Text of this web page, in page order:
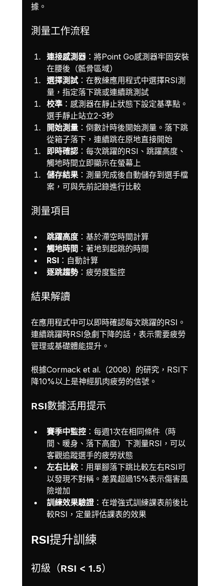
據。
測量工作流程
連接感測器：將Point Go感測器牢固安裝
在腰後（骶骨區域）
選擇測試：在教練應用程式中選擇RSI測
量，指定落下跳或連續跳測試
校準：感測器在靜止狀態下設定基準點。
選手靜止站立2-3秒
開始測量：倒數計時後開始測量。落下跳
從箱子落下，連續跳在原地直接開始
即時確認：每次跳躍的RSI、跳躍高度、
觸地時間立即顯示在螢幕上
儲存結果：測量完成後自動儲存到選手檔
案，可與先前記錄進行比較
測量項目
跳躍高度：基於滯空時間計算
觸地時間：著地到起跳的時間
RSI：自動計算
逐跳趨勢：疲勞度監控
結果解讀
在應用程式中可以即時確認每次跳躍的RSI。
連續跳躍時RSI急劇下降的話，表示需要疲勞
管理或基礎體能提升。
根據Cormack et al.（2008）的研究，RSI下
降10%以上是神經肌肉疲勞的信號。
RSI數據活用提示
賽季中監控：每週1次在相同條件（時
間、暖身、落下高度）下測量RSI，可以
客觀追蹤選手的疲勞狀態
左右比較：用單腳落下跳比較左右RSI可
以發現不對稱。差異超過15%表示傷害風
險增加
訓練效果驗證：在增強式訓練課表前後比
較RSI，定量評估課表的效果
RSI提升訓練
初級（RSI < 1.5）